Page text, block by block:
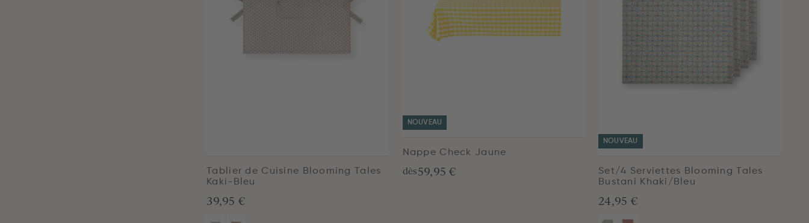
Tablier de Cuisine Blooming Tales
Kaki-Bleu
39,95 €
NOUVEAU
Nappe Check Jaune
dès59,95 €
NOUVEAU
Set/4 Serviettes Blooming Tales
Bustani Khaki/Bleu
24,95 €